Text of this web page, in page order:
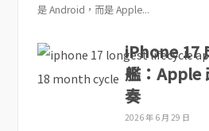
是 Android，而是 Apple...
iPhone 17
艦：Apple
奏
2026 年 6 月 29 日